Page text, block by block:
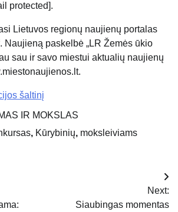
protected].
Lietuvos regionų naujienų portalas
Naujieną paskelbė „LR Žemės ūkio
sau ir savo miestui aktualių naujienų
šaltinį
IR MOKSLAS
, Kūrybinių, moksleiviams
Next:
Siaubingas momentas